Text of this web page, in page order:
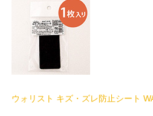
ウォリスト キズ・ズレ防止シート